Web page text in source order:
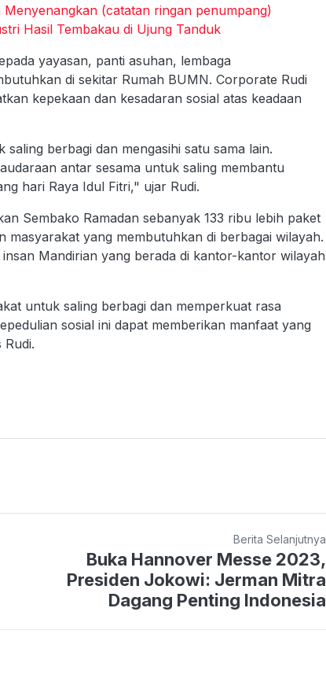
(catatan ringan penumpang)
Hasil Tembakau di Ujung Tanduk
yayasan, panti asuhan, lembaga
di sekitar Rumah BUMN. Corporate Rudi
kepekaan dan kesadaran sosial atas keadaan
berbagi dan mengasihi satu sama lain.
antar sesama untuk saling membantu
hari Raya Idul Fitri," ujar Rudi.
Sembako Ramadan sebanyak 133 ribu lebih paket
masyarakat yang membutuhkan di berbagai wilayah.
Mandirian yang berada di kantor-kantor wilayah
untuk saling berbagi dan memperkuat rasa
sosial ini dapat memberikan manfaat yang
Berita Selanjutnya
Buka Hannover Messe 2023,
Presiden Jokowi: Jerman Mitra
Dagang Penting Indonesia